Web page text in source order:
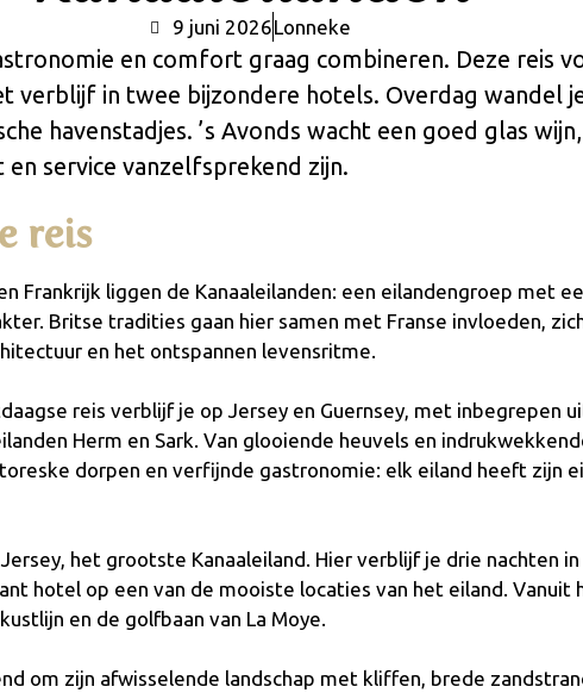
9 juni 2026Lonneke
en comfort graag combineren. Deze reis
verblijf in twee bijzondere hotels. Overdag wandel
havenstadjes. ’s Avonds wacht een goed glas
service vanzelfsprekend zijn.
reis
Frankrijk liggen de Kanaaleilanden: een eilandengroep met
Britse tradities gaan hier samen met Franse invloeden,
en het ontspannen levensritme.
reis verblijf je op Jersey en Guernsey, met inbegrepen
Herm en Sark. Van glooiende heuvels en
dorpen en verfijnde gastronomie: elk eiland heeft zijn
het grootste Kanaaleiland. Hier verblijf je drie nachten in
hotel op een van de mooiste locaties van het eiland. Vanuit
en de golfbaan van La Moye.
om zijn afwisselende landschap met kliffen, brede